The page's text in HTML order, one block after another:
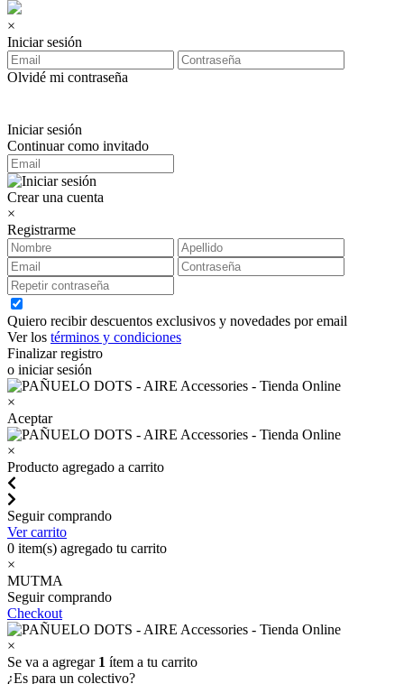
×
Iniciar sesión
Olvidé mi contraseña
Iniciar sesión
Continuar como invitado
Crear una cuenta
×
Registrarme
Quiero recibir descuentos exclusivos y novedades por email
Ver los términos y condiciones
Finalizar registro
o iniciar sesión
×
Aceptar
×
Producto agregado a carrito
Seguir comprando
Ver carrito
0 item(s) agregado tu carrito
×
MUTMA
Seguir comprando
Checkout
×
Se va a agregar 1 ítem a tu carrito
¿Es para un colectivo?